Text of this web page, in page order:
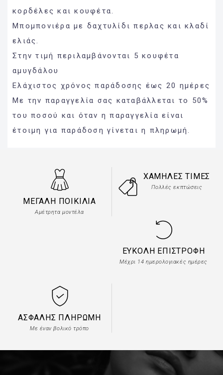
κορδέλες και κουφέτα.
Μπομπονιέρα με δαχτυλίδι περλας και κλαδί
ελιάς.
Στην τιμή περιλαμβάνονται 5 κουφέτα
αμυγδάλου
Ελάχιστος χρόνος παράδοσης έως 20 ημέρες
Με την παραγγελία σας καταβάλλεται το 50%
του ποσού και όταν η παραγγελία είναι
έτοιμη για παράδοση γίνεται η πληρωμή.
ΜΕΓΆΛΗ ΠΟΙΚΙΛΊΑ
Αμέτρητα μοντέλα
ΧΑΜΗΛΈΣ ΤΙΜΈΣ
Πολλές εκπτώσεις
ΕΎΚΟΛΗ ΕΠΙΣΤΡΟΦΉ
Μέχρι 14 ημερολογιακές ημέρες
ΑΣΦΑΛΉΣ ΠΛΗΡΩΜΉ
Με έναν βολικό τρόπο